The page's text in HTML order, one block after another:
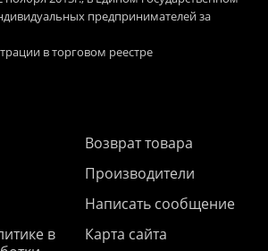
предпринимателей за
в торговом реестре
в
Возврат товара
Производители
Написать сообщение
Карта сайта